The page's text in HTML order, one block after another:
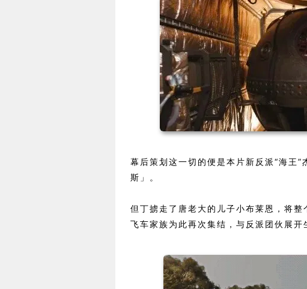
幕后策划这一切的便是本片新反派“海王”
斯」。
但丁掳走了唐老大的儿子小布莱恩，将
飞车家族为此再次集结，与反派团伙展开